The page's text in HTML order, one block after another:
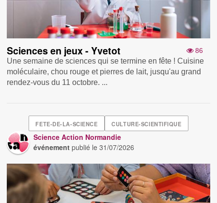
86
Sciences en jeux - Yvetot
Une semaine de sciences qui se termine en fête ! Cuisine
moléculaire, chou rouge et pierres de lait, jusqu'au grand
rendez-vous du 11 octobre. ...
FETE-DE-LA-SCIENCE CULTURE-SCIENTIFIQUE
Science Action Normandie
événement publié le31/07/2026